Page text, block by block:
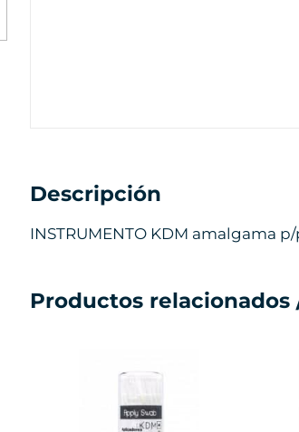
Descripción
INSTRUMENTO KDM amalgama
Productos relacionados